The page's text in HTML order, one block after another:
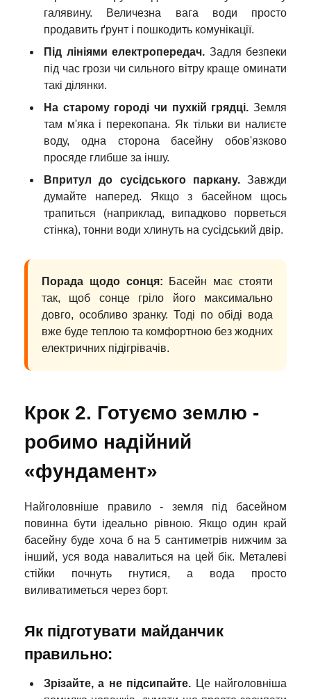
галявину. Величезна вага води просто
продавить ґрунт і пошкодить комунікації.
Під лініями електропередач. Задля безпеки
під час грози чи сильного вітру краще оминати
такі ділянки.
На старому городі чи пухкій грядці. Земля
там м'яка і перекопана. Як тільки ви налиєте
воду, одна сторона басейну обов'язково
просяде глибше за іншу.
Впритул до сусідського паркану.Завжди
думайте наперед. Якщо з басейном щось
трапиться (наприклад, випадково порветься
стінка), тонни води хлинуть на сусідський двір.
Порада щодо сонця: Басейн має стояти
так, щоб сонце гріло його максимально
довго, особливо зранку. Тоді по обіді вода
вже буде теплою та комфортною без жодних
електричних підігрівачів.
Крок 2. Готуємо землю -
робимо надійний
«фундамент»
Найголовніше правило - земля під басейном
повинна бути ідеально рівною. Якщо один край
басейну буде хоча б на 5 сантиметрів нижчим за
інший, уся вода навалиться на цей бік. Металеві
стійки почнуть гнутися, а вода просто
виливатиметься через борт.
Як підготувати майданчик
правильно:
Зрізайте, а не підсипайте. Це найголовніша